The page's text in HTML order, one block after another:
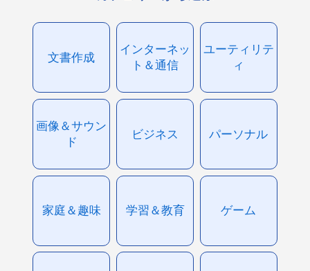
文書作成
インターネッ
ト＆通信
ユーティリテ
ィ
画像＆サウン
ド
ビジネス パーソナル
家庭＆趣味 学習＆教育 ゲーム